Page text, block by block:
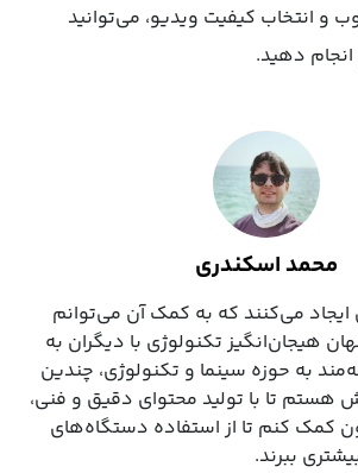
و انتخاب کیفیت ویدیو، می‌توانید
انجام دهید.
محمد اسکندری
ایجاد می‌کنند که به کمک آن می‌توانم
هیجان‌انگیز تکنولوژی با دیگران به
به حوزه سینما و تکنولوژی، چندین
هستم تا با تولید محتوای دقیق و فنی،
کمک کنم تا از استفاده دستگاه‌های
ببرند.